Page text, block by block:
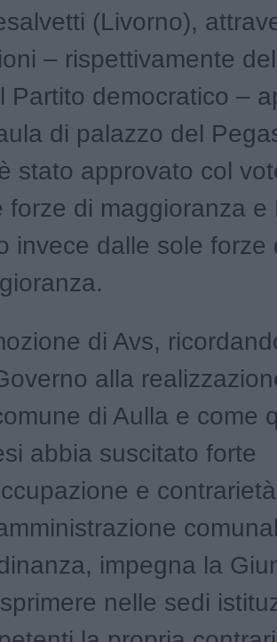
(Livorno),
– rispettivamente
Partito democratico –
di palazzo del
stato approvato col
forze di maggioranza e
invece dalle sole forze
di Avs,
alla
di Aulla e come
abbia suscitato forte
e
impegna la
nelle sedi